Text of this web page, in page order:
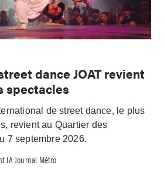
dance JOAT revient
spectacles
de street dance, le plus
revient au Quartier des
7 septembre 2026.
IA Journal Métro